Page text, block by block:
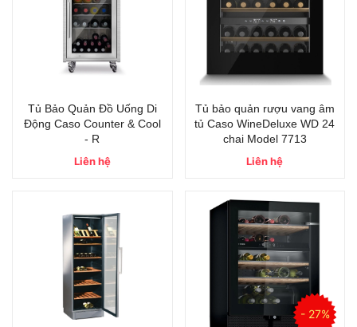
Tủ Bảo Quản Đồ Uống Di
Động Caso Counter & Cool
- R
Liên hệ
Tủ bảo quản rượu vang âm
tủ Caso WineDeluxe WD 24
chai Model 7713
Liên hệ
- 27%